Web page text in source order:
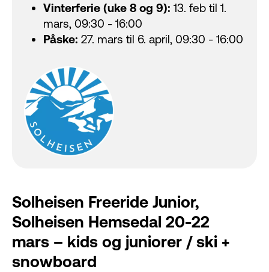
Solheisen Freeride Junior,
Solheisen Hemsedal 20-22
mars – kids og juniorer / ski +
snowboard
Vinterferie (uke 8 og 9): 13. feb til 1.
mars, 09:30 - 16:00
Påske: 27. mars til 6. april, 09:30 - 16:00